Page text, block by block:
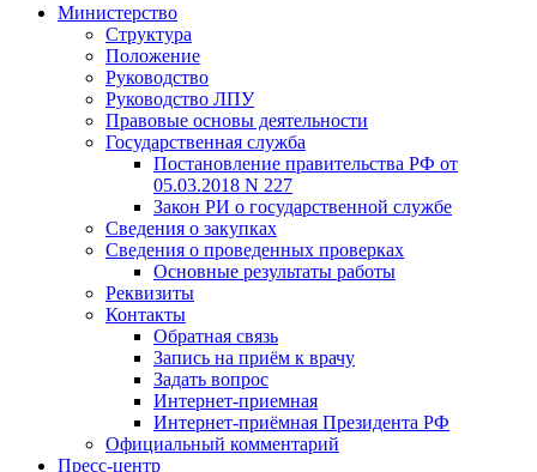
Министерство
Структура
Положение
Руководство
Руководство ЛПУ
Правовые основы деятельности
Государственная служба
Постановление правительства РФ от
05.03.2018 N 227
Закон РИ о государственной службе
Сведения о закупках
Сведения о проведенных проверках
Основные результаты работы
Реквизиты
Контакты
Обратная связь
Запись на приём к врачу
Задать вопрос
Интернет-приемная
Интернет-приёмная Президента РФ
Официальный комментарий
Пресс-центр